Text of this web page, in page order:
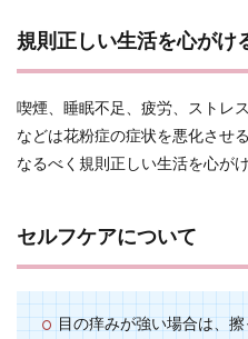
規則正しい生活を心がけ
喫煙、睡眠不足、疲労、ストレ
などは花粉症の症状を悪化させ
なるべく規則正しい生活を心が
セルフケアについて
目の痒みが強い場合は、